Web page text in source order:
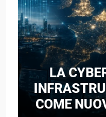
LA
COME